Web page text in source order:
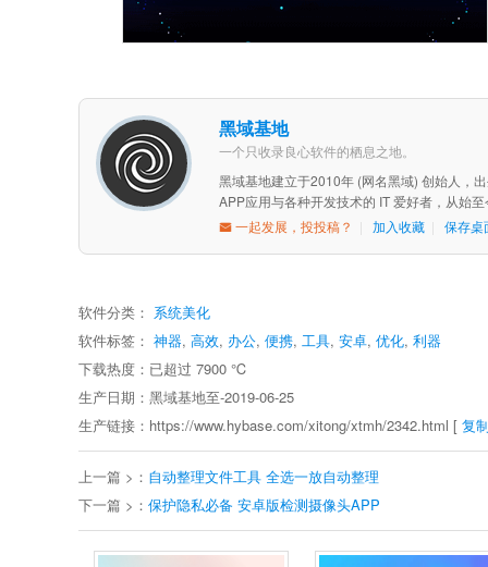
黑域基地
一个只收录良心软件的栖息之地。
黑域基地建立于2010年 (网名黑域) 创始人，
APP应用与各种开发技术的 IT 爱好者，从始
一起发展，投投稿？
加入收藏 保存桌
软件分类： 系统美化
软件标签： 神器, 高效, 办公, 便携, 工具, 安卓, 优化, 利器
下载热度：已超过 7900 ℃
生产日期：黑域基地至-2019-06-25
生产链接：https://www.hybase.com/xitong/xtmh/2342.html [ 复
上一篇 >： 自动整理文件工具 全选一放自动整理
下一篇 >： 保护隐私必备 安卓版检测摄像头APP